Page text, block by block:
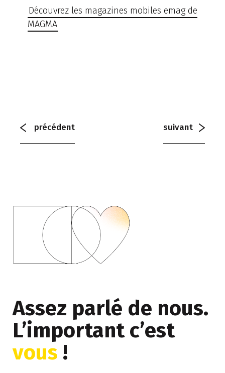
Découvrez les magazines mobiles emag de
MAGMA
précédent suivant
Assez parlé de nous.
L’important c’est
vous !